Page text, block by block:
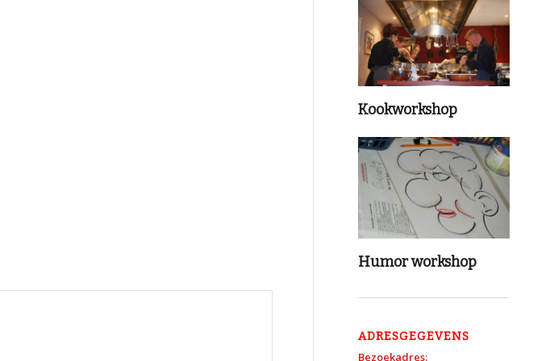
Kookworkshop
Humor workshop
ADRESGEGEVENS
Bezoekadres: